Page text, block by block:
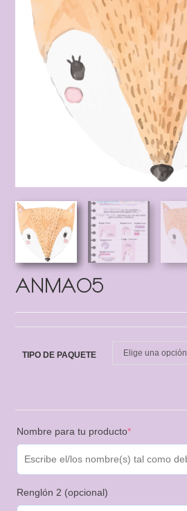
ANMA05
TIPO DE PAQUETE Elige una opción
Nombre para tu producto*
Renglón 2 (opcional)